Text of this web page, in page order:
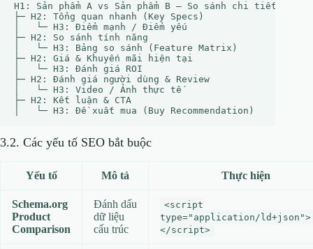
H1: Sản phẩm A vs Sản phẩm B – So sánh chi tiết 2024
├─ H2: Tổng quan nhanh (Key Specs)
│   └─ H3: Điểm mạnh / Điểm yếu
├─ H2: So sánh tính năng
│   └─ H3: Bảng so sánh (Feature Matrix)
├─ H2: Giá & Khuyến mãi hiện tại
│   └─ H3: Đánh giá ROI
├─ H2: Đánh giá người dùng & Review
│   └─ H3: Video / Ảnh thực tế
├─ H2: Kết luận & CTA
3.2. Các yếu tố SEO bắt buộc
Yếu tố Mô tả Thực hiện
Schema.org
Product
Comparison
Đánh dấu
dữ liệu
cấu trúc
<script
type="application/
</script>